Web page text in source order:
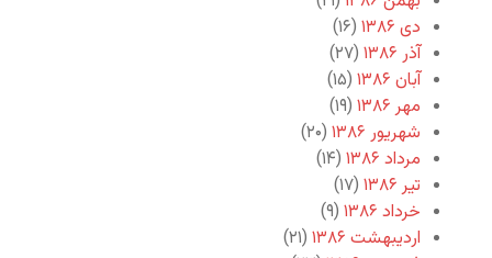
دی ۱۳۸۶
(۱۶)
آذر ۱۳۸۶
(۲۷)
آبان ۱۳۸۶
(۱۵)
مهر ۱۳۸۶
(۱۹)
شهریور ۱۳۸۶
(۲۰)
مرداد ۱۳۸۶
(۱۴)
تیر ۱۳۸۶
(۱۷)
خرداد ۱۳۸۶
(۹)
اردیبهشت ۱۳۸۶
(۲۱)